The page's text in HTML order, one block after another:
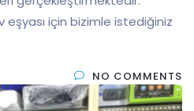
eşyası için bizimle istediğiniz
NO COMMENTS